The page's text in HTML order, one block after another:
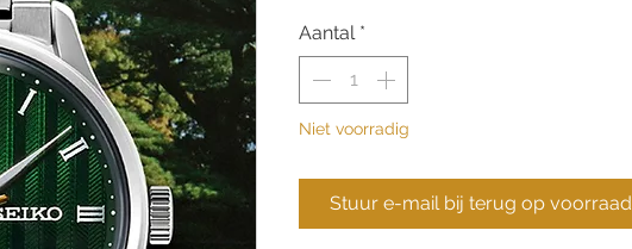
Aantal *
Niet voorradig
Stuur e-mail bij terug op voorraad